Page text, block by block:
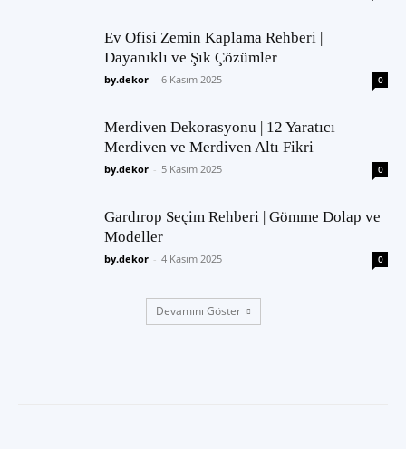
Ev Ofisi Zemin Kaplama Rehberi |
Dayanıklı ve Şık Çözümler
by.dekor - 6 Kasım 2025 0
Merdiven Dekorasyonu | 12 Yaratıcı
Merdiven ve Merdiven Altı Fikri
by.dekor - 5 Kasım 2025 0
Gardırop Seçim Rehberi | Gömme Dolap ve
Modeller
by.dekor - 4 Kasım 2025 0
Devamını Göster